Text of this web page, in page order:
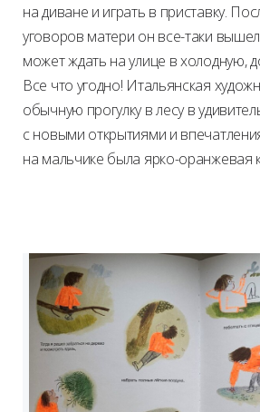
на диване и играть в приставку.
уговоров матери он все-таки
может ждать на улице в холодную,
Все что угодно! Итальянская
обычную прогулку в лесу в
с новыми открытиями и
на мальчике была ярко-оранжевая